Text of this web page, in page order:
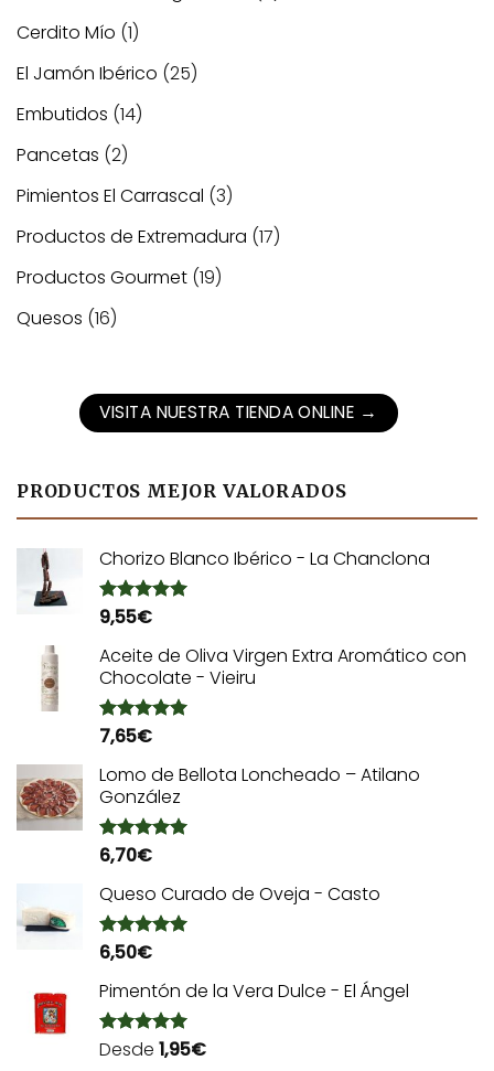
Cerdito Mío (1)
El Jamón Ibérico (25)
Embutidos (14)
Pancetas (2)
Pimientos El Carrascal (3)
Productos de Extremadura (17)
Productos Gourmet (19)
Quesos (16)
VISITA NUESTRA TIENDA ONLINE →
PRODUCTOS MEJOR VALORADOS
Chorizo Blanco Ibérico - La Chanclona
Valorado
con
de 5
9,55€
Aceite de Oliva Virgen Extra Aromático con
Chocolate - Vieiru
Valorado
con
de 5
7,65€
Lomo de Bellota Loncheado – Atilano
González
Valorado
con
de 5
6,70€
Queso Curado de Oveja - Casto
Valorado
con
de 5
6,50€
Pimentón de la Vera Dulce - El Ángel
Valorado
Desde 1,95€